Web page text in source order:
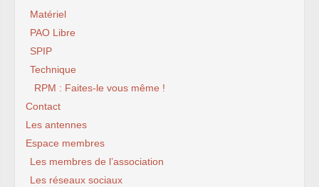
Matériel
PAO Libre
SPIP
Technique
RPM : Faites-le vous même !
Contact
Les antennes
Espace membres
Les membres de l’association
Les réseaux sociaux